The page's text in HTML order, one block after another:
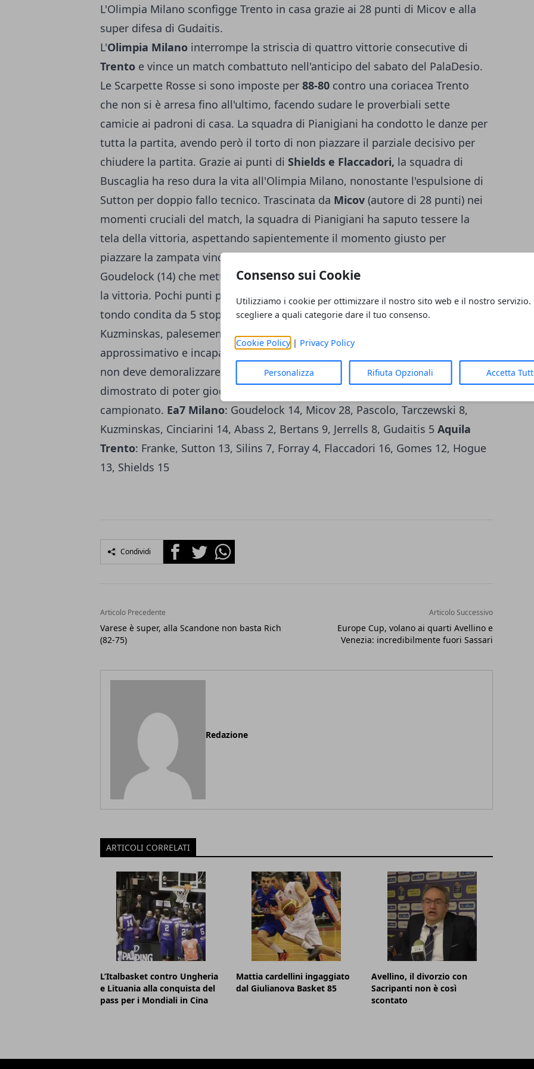
Consenso sui Cookie
Utilizziamo i cookie per ottimizzare il nostro sito web e il nostro servizio.
scegliere a quali categorie dare il tuo consenso.
Cookie Policy| Privacy Policy
Personalizza Rifiuta Opzionali Accetta
L'Olimpia Milano sconfigge Trento in casa grazie ai 28 punti di Micov e alla
super difesa di Gudaitis.
L'Olimpia Milano interrompe la striscia di quattro vittorie consecutive di
Trento e vince un match combattuto nell'anticipo del sabato del PalaDesio.
Le Scarpette Rosse si sono imposte per 88-80 contro una coriacea Trento
che non si è arresa fino all'ultimo, facendo sudare le proverbiali sette
camicie ai padroni di casa. La squadra di Pianigiani ha condotto le danze per
tutta la partita, avendo però il torto di non piazzare il parziale decisivo per
chiudere la partita. Grazie ai punti di Shields e Flaccadori, la squadra di
Buscaglia ha reso dura la vita all'Olimpia Milano, nonostante l'espulsione di
Sutton per doppio fallo tecnico. Trascinata da Micov (autore di 28 punti) nei
momenti cruciali del match, la squadra di Pianigiani ha saputo tessere la
tela della vittoria, aspettando sapientemente il momento giusto per
piazzare la zampata vincente. Ottime anche le prove di Cinciarini (14) e
Goudelock (14) che mette a segno la tripla finale che ha messo in cassaforte
la vittoria. Pochi punti per Gudaitis ma una prestazione difensiva a tutto
tondo condita da 5 stoppate. La nota stonata continua ad essere
Kuzminskas, palesemente fuori dai giochi e difensivamente molto
approssimativo e incapace di giocare con continuità. La sconfitta di Trento
non deve demoralizzare gli uomini di Buscaglia, che ancora una volta hanno
dimostrato di poter giocare un ruolo da protagonisti assoluti in questo
campionato. Ea7 Milano: Goudelock 14, Micov 28, Pascolo, Tarczewski 8,
Kuzminskas, Cinciarini 14, Abass 2, Bertans 9, Jerrells 8, Gudaitis 5 Aquila
Trento: Franke, Sutton 13, Silins 7, Forray 4, Flaccadori 16, Gomes 12, Hogue
13, Shields 15
Condividi FacebookTwitterWhatsapp
Articolo Precedente
Varese è super, alla Scandone non basta Rich
(82-75)
Articolo Successivo
Europe Cup, volano ai quarti Avellino e
Venezia: incredibilmente fuori Sassari
Redazione
ARTICOLI CORRELATI
L’Italbasket contro Ungheria
e Lituania alla conquista del
pass per i Mondiali in Cina
Mattia cardellini ingaggiato
dal Giulianova Basket 85
Avellino, il divorzio con
Sacripanti non è così
scontato